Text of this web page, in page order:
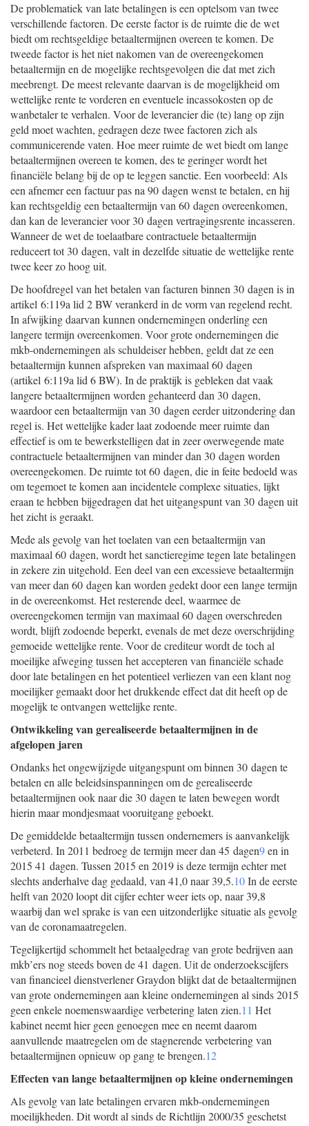
De problematiek van late betalingen is een optelsom van twee
verschillende factoren. De eerste factor is de ruimte die de wet
biedt om rechtsgeldige betaaltermijnen overeen te komen. De
tweede factor is het niet nakomen van de overeengekomen
betaaltermijn en de mogelijke rechtsgevolgen die dat met zich
meebrengt. De meest relevante daarvan is de mogelijkheid om
wettelijke rente te vorderen en eventuele incassokosten op de
wanbetaler te verhalen. Voor de leverancier die (te) lang op zijn
geld moet wachten, gedragen deze twee factoren zich als
communicerende vaten. Hoe meer ruimte de wet biedt om lange
betaaltermijnen overeen te komen, des te geringer wordt het
financiële belang bij de op te leggen sanctie. Een voorbeeld: Als
een afnemer een factuur pas na 90 dagen wenst te betalen, en hij
kan rechtsgeldig een betaaltermijn van 60 dagen overeenkomen,
dan kan de leverancier voor 30 dagen vertragingsrente incasseren.
Wanneer de wet de toelaatbare contractuele betaaltermijn
reduceert tot 30 dagen, valt in dezelfde situatie de wettelijke rente
twee keer zo hoog uit.
De hoofdregel van het betalen van facturen binnen 30 dagen is in
artikel 6:119a lid 2 BW verankerd in de vorm van regelend recht.
In afwijking daarvan kunnen ondernemingen onderling een
langere termijn overeenkomen. Voor grote ondernemingen die
mkb-ondernemingen als schuldeiser hebben, geldt dat ze een
betaaltermijn kunnen afspreken van maximaal 60 dagen
(artikel 6:119a lid 6 BW). In de praktijk is gebleken dat vaak
langere betaaltermijnen worden gehanteerd dan 30 dagen,
waardoor een betaaltermijn van 30 dagen eerder uitzondering dan
regel is. Het wettelijke kader laat zodoende meer ruimte dan
effectief is om te bewerkstelligen dat in zeer overwegende mate
contractuele betaaltermijnen van minder dan 30 dagen worden
overeengekomen. De ruimte tot 60 dagen, die in feite bedoeld was
om tegemoet te komen aan incidentele complexe situaties, lijkt
eraan te hebben bijgedragen dat het uitgangspunt van 30 dagen uit
het zicht is geraakt.
Mede als gevolg van het toelaten van een betaaltermijn van
maximaal 60 dagen, wordt het sanctieregime tegen late betalingen
in zekere zin uitgehold. Een deel van een excessieve betaaltermijn
van meer dan 60 dagen kan worden gedekt door een lange termijn
in de overeenkomst. Het resterende deel, waarmee de
overeengekomen termijn van maximaal 60 dagen overschreden
wordt, blijft zodoende beperkt, evenals de met deze overschrijding
gemoeide wettelijke rente. Voor de crediteur wordt de toch al
moeilijke afweging tussen het accepteren van financiële schade
door late betalingen en het potentieel verliezen van een klant nog
moeilijker gemaakt door het drukkende effect dat dit heeft op de
mogelijk te ontvangen wettelijke rente.
Ontwikkeling van gerealiseerde betaaltermijnen in de
afgelopen jaren
Ondanks het ongewijzigde uitgangspunt om binnen 30 dagen te
betalen en alle beleidsinspanningen om de gerealiseerde
betaaltermijnen ook naar die 30 dagen te laten bewegen wordt
hierin maar mondjesmaat vooruitgang geboekt.
De gemiddelde betaaltermijn tussen ondernemers is aanvankelijk
verbeterd. In 2011 bedroeg de termijn meer dan 45 dagen9en in
2015 41 dagen. Tussen 2015 en 2019 is deze termijn echter met
slechts anderhalve dag gedaald, van 41,0 naar 39,5.10In de eerste
helft van 2020 loopt dit cijfer echter weer iets op, naar 39,8
waarbij dan wel sprake is van een uitzonderlijke situatie als gevolg
van de coronamaatregelen.
Tegelijkertijd schommelt het betaalgedrag van grote bedrijven aan
mkb’ers nog steeds boven de 41 dagen. Uit de onderzoekscijfers
van financieel dienstverlener Graydon blijkt dat de betaaltermijnen
van grote ondernemingen aan kleine ondernemingen al sinds 2015
geen enkele noemenswaardige verbetering laten zien.11 Het
kabinet neemt hier geen genoegen mee en neemt daarom
aanvullende maatregelen om de stagnerende verbetering van
betaaltermijnen opnieuw op gang te brengen.12
Effecten van lange betaaltermijnen op kleine ondernemingen
Als gevolg van late betalingen ervaren mkb-ondernemingen
moeilijkheden. Dit wordt al sinds de Richtlijn 2000/35 geschetst